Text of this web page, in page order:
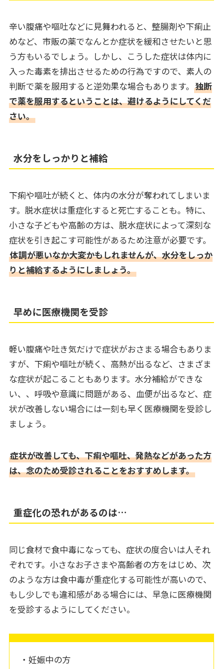
辛い腹痛や嘔吐などに見舞われると、整腸剤や下痢止
めなど、市販の薬でなんとか症状を緩和させたいと思
う方もいるでしょう。しかし、こうした症状は体内に
入った毒素を排出させるための行為ですので、素人の
判断で薬を服用すると逆効果な場合もあります。 独断
で薬を服用するということは、避けるようにしてくだ
さい。
水分をしっかりと補給
下痢や嘔吐が続くと、体内の水分が奪われてしまいま
す。脱水症状は重症化すると死亡することも。特に、
小さな子どもや高齢の方は、脱水症状によって深刻な
症状を引き起こす可能性があるため注意が必要です。
体調が悪いなか大変かもしれませんが、水分をしっか
りと補給するようにしましょう。
早めに医療機関を受診
軽い腹痛や吐き気だけで症状がおさまる場合もありま
すが、下痢や嘔吐が続く、高熱が出るなど、さまざま
な症状が起こることもあります。水分補給ができな
い、、呼吸や意識に問題がある、血便が出るなど、症
状が改善しない場合には一刻も早く医療機関を受診し
ましょう。
症状が改善しても、下痢や嘔吐、発熱などがあった方
は、念のため受診されることをおすすめします。
重症化の恐れがあるのは…
同じ食材で食中毒になっても、症状の度合いは人それ
ぞれです。小さなお子さまや高齢者の方をはじめ、次
のような方は食中毒が重症化する可能性が高いので、
もし少しでも違和感がある場合には、早急に医療機関
を受診するようにしてください。
・妊娠中の方